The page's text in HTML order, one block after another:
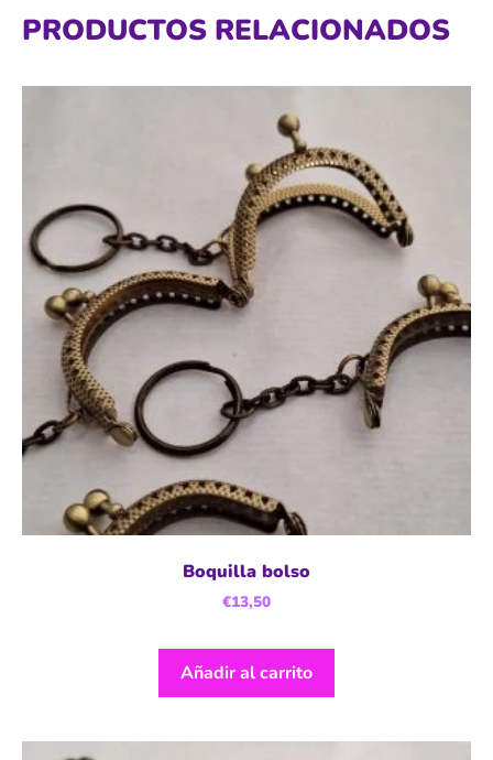
PRODUCTOS RELACIONADOS
Boquilla bolso
€13,50
Añadir al carrito